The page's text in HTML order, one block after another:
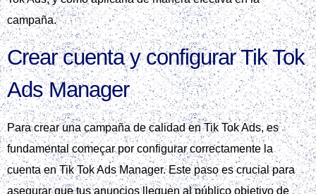
Tik Tok Ads
Para crear una campaña de calidad en Tik Tok Ads, es
fundamental seguir una serie de pasos estructurados. En
primer lugar, se debe definir el objetivo de la campaña y
entender a la audiencia objetivo, lo que permitirá configurar
la campaña de manera efectiva.